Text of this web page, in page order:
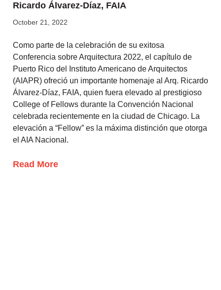
Ricardo Álvarez-Díaz, FAIA
October 21, 2022
Como parte de la celebración de su exitosa
Conferencia sobre Arquitectura 2022, el capítulo de
Puerto Rico del Instituto Americano de Arquitectos
(AIAPR) ofreció un importante homenaje al Arq. Ricardo
Álvarez-Díaz, FAIA, quien fuera elevado al prestigioso
College of Fellows durante la Convención Nacional
celebrada recientemente en la ciudad de Chicago. La
elevación a “Fellow” es la máxima distinción que otorga
el AIA Nacional.
Read More